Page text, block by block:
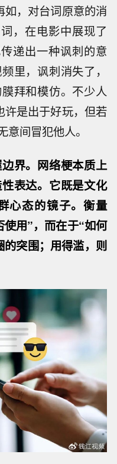
如，对台词原意的消
，在电影中展现了
递出一种讽刺的意
里，讽刺消失了，
拜和模仿。不少人
许是出于好玩，但若
间冒犯他人。
界。网络梗本质上
表达。它既是文化
心态的镜子。衡量
用”，而在于“如何
突围；用得滥，则